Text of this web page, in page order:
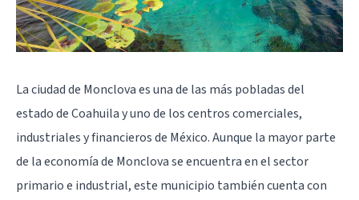
La ciudad de Monclova es una de las más pobladas del
estado de Coahuila y uno de los centros comerciales,
industriales y financieros de México. Aunque la mayor parte
de la economía de Monclova se encuentra en el sector
primario e industrial, este municipio también cuenta con